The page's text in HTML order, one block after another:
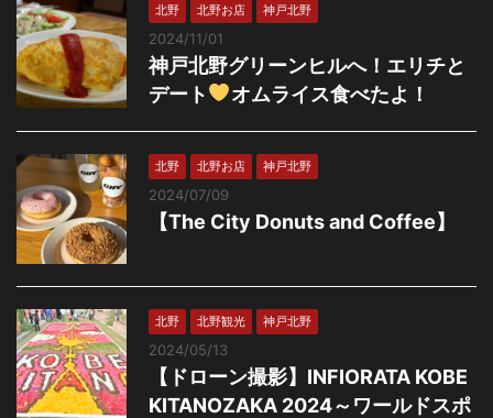
北野 北野お店 神戸北野
2024/11/01
神戸北野グリーンヒルへ！エリチと
デート
オムライス食べたよ！
北野 北野お店 神戸北野
2024/07/09
【The City Donuts and Coffee】
北野 北野観光 神戸北野
2024/05/13
【ドローン撮影】INFIORATA KOBE
KITANOZAKA 2024～ワールドスポ